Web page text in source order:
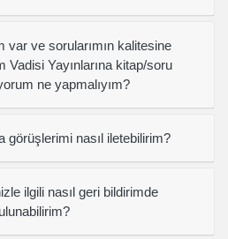
Vadisi Yayınlarına kitap/soru
istiyorum ne yapmalıyım?
hakkında görüşlerimi nasıl iletebilirim?